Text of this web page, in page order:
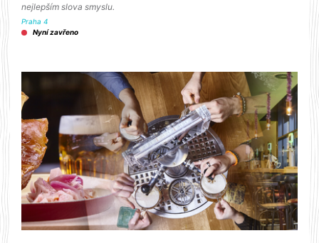
nejlepším slova smyslu.
Praha 4
Nyní zavřeno